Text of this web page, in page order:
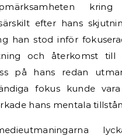
efter hans
han stod inför
och återkomst till
på hans redan
fokus kunde vara
hans mentala